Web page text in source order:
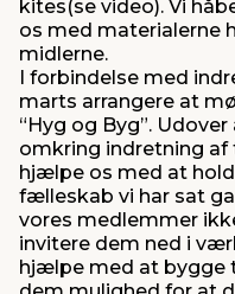
kites(se video). Vi
os med materialerne
midlerne.
I forbindelse med
marts arrangere at
“Hyg og Byg”.
omkring indretning af
hjælpe os med at
fælleskab vi har sat
vores medlemmer
invitere dem ned i
hjælpe med at bygge